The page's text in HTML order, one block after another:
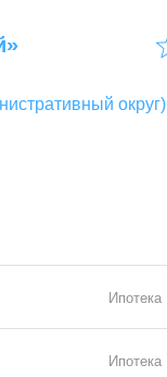
округ)
Ипотека
Ипотека